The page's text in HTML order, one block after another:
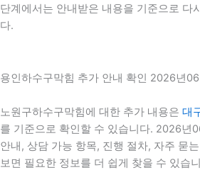
단계에서는 안내받은 내용을 기준으로 다
다.
용인하수구막힘 추가 안내 확인 2026년
노원구하수구막힘에 대한 추가 내용은 대
를 기준으로 확인할 수 있습니다. 2026년
안내, 상담 가능 항목, 진행 절차, 자주 묻
보면 필요한 정보를 더 쉽게 찾을 수 있습